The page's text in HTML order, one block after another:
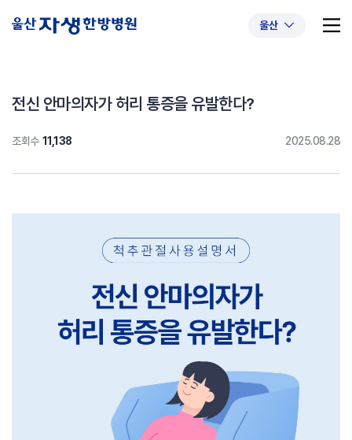
울산
추천 검색어
#교통사고후유증 #허리디스크 #목디스크
전신 안마의자가 허리 통증을 유발한다?
조회수 11,138 2025.08.28